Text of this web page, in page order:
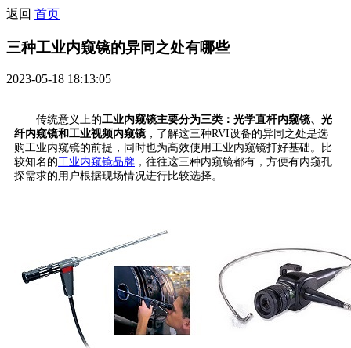
返回 首页
三种工业内窥镜的异同之处有哪些
2023-05-18 18:13:05
传统意义上的工业内窥镜主要分为三类：光学直杆内窥镜、光
纤内窥镜和工业视频内窥镜 ，了解这三种RVI设备的异同之处是选
购工业内窥镜的前提，同时也为高效使用工业内窥镜打好基础。比
较知名的工业内窥镜品牌 ，往往这三种内窥镜都有，方便有内窥孔
探需求的用户根据现场情况进行比较选择。